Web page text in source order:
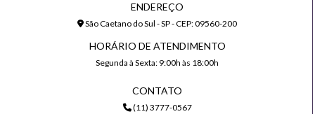
ENDEREÇO
São Caetano do Sul - SP - CEP: 09560-200
HORÁRIO DE ATENDIMENTO
Segunda à Sexta: 9:00h às 18:00h
CONTATO
(11) 3777-0567